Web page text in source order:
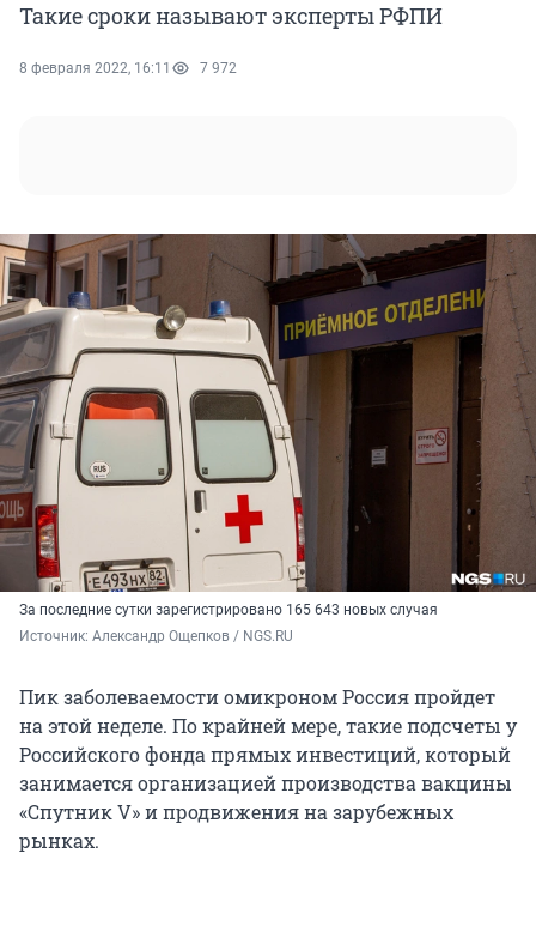
Такие сроки называют эксперты РФПИ
8 февраля 2022, 16:11 7 972
За последние сутки зарегистрировано 165 643 новых случая
Источник: Александр Ощепков / NGS.RU
Пик заболеваемости омикроном Россия пройдет
на этой неделе. По крайней мере, такие подсчеты у
Российского фонда прямых инвестиций, который
занимается организацией производства вакцины
«Спутник V» и продвижения на зарубежных
рынках.